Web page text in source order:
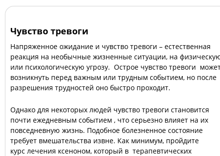
Чувство тревоги
Напряженное ожидание и чувство тревоги – естественная
реакция на необычные жизненные ситуации, на
или психологическую угрозу. Острое чувство тревоги
возникнуть перед важным или трудным событием, но после
разрешения трудностей оно быстро проходит.
Однако для некоторых людей чувство тревоги становится
почти ежедневным событием , что серьезно влияет на их
повседневную жизнь. Подобное болезненное состояние
требует вмешательства извне. Как минимум, пройдите
курс лечения ксеноном, который в терапевтических